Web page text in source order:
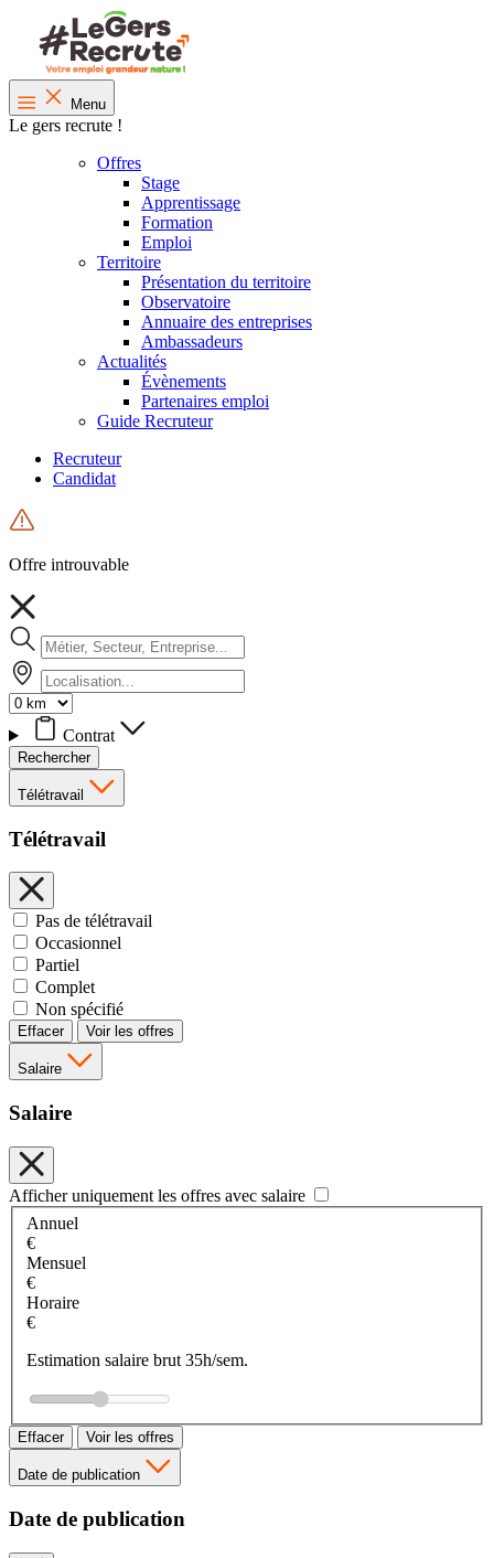
Menu
Le gers recrute !
Offres
Stage
Apprentissage
Formation
Emploi
Territoire
Présentation du territoire
Observatoire
Annuaire des entreprises
Ambassadeurs
Actualités
Évènements
Partenaires emploi
Guide Recruteur
Recruteur
Candidat
Offre introuvable
Contrat
Rechercher
Télétravail
Télétravail
Pas de télétravail
Occasionnel
Partiel
Complet
Non spécifié
Effacer Voir les offres
Salaire
Salaire
Afficher uniquement les offres avec salaire
Annuel
€
Mensuel
€
Horaire
€
Estimation salaire brut 35h/sem.
Effacer Voir les offres
Date de publication
Date de publication